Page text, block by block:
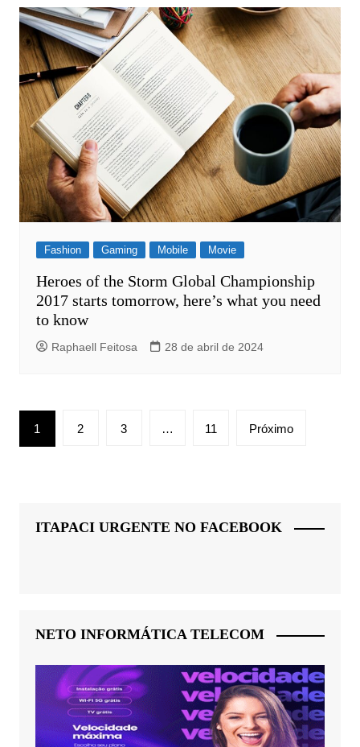
Fashion Gaming Mobile Movie
Heroes of the Storm Global Championship
2017 starts tomorrow, here’s what you need
to know
Raphaell Feitosa 28 de abril de 2024
Paginação
de
1 2 3 … 11 Próximo
ITAPACI URGENTE NO FACEBOOK
NETO INFORMÁTICA TELECOM